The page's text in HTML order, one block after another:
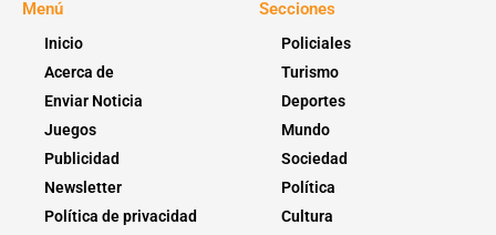
Menú
Inicio
Acerca de
Enviar Noticia
Juegos
Publicidad
Newsletter
Política de privacidad
Secciones
Policiales
Turismo
Deportes
Mundo
Sociedad
Política
Cultura